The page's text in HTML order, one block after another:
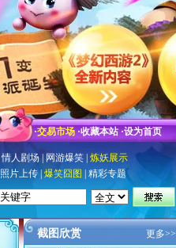
·交易市场 ·收藏本站·设为首页
|情人剧场 网游爆笑 炼妖展示
照片上传|爆笑囧图 精彩专题
截图欣赏 更多>>